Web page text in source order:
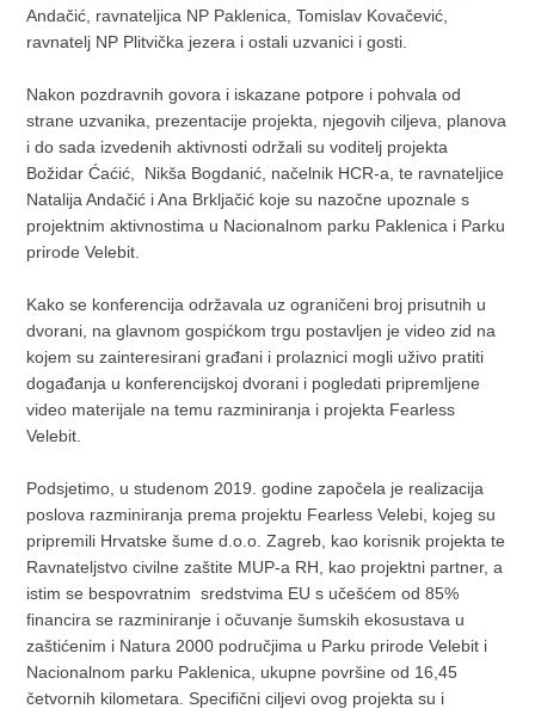
Andačić, ravnateljica NP Paklenica, Tomislav Kovačević,
ravnatelj NP Plitvička jezera i ostali uzvanici i gosti.
Nakon pozdravnih govora i iskazane potpore i pohvala od
strane uzvanika, prezentacije projekta, njegovih ciljeva, planova
i do sada izvedenih aktivnosti održali su voditelj projekta
Božidar Ćaćić, Nikša Bogdanić, načelnik HCR-a, te ravnateljice
Natalija Andačić i Ana Brkljačić koje su nazočne upoznale s
projektnim aktivnostima u Nacionalnom parku Paklenica i Parku
prirode Velebit.
Kako se konferencija održavala uz ograničeni broj prisutnih u
dvorani, na glavnom gospićkom trgu postavljen je video zid na
kojem su zainteresirani građani i prolaznici mogli uživo pratiti
događanja u konferencijskoj dvorani i pogledati pripremljene
video materijale na temu razminiranja i projekta Fearless
Velebit.
Podsjetimo, u studenom 2019. godine započela je realizacija
poslova razminiranja prema projektu Fearless Velebi, kojeg su
pripremili Hrvatske šume d.o.o. Zagreb, kao korisnik projekta te
Ravnateljstvo civilne zaštite MUP-a RH, kao projektni partner, a
istim se bespovratnim sredstvima EU s učešćem od 85%
financira se razminiranje i očuvanje šumskih ekosustava u
zaštićenim i Natura 2000 područjima u Parku prirode Velebit i
Nacionalnom parku Paklenica, ukupne površine od 16,45
četvornih kilometara. Specifični ciljevi ovog projekta su i